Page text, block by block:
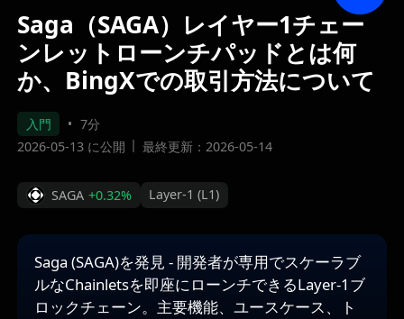
Saga（SAGA）レイヤー1チェー
ンレットローンチパッドとは何
か、BingXでの取引方法について
入門
7分
2026-05-13 に公開
最終更新：2026-05-14
SAGA +0.32% Layer-1 (L1)
Saga (SAGA)を発見 - 開発者が専用でスケーラブ
ルなChainletsを即座にローンチできるLayer-1ブ
ロックチェーン。主要機能、ユースケース、ト